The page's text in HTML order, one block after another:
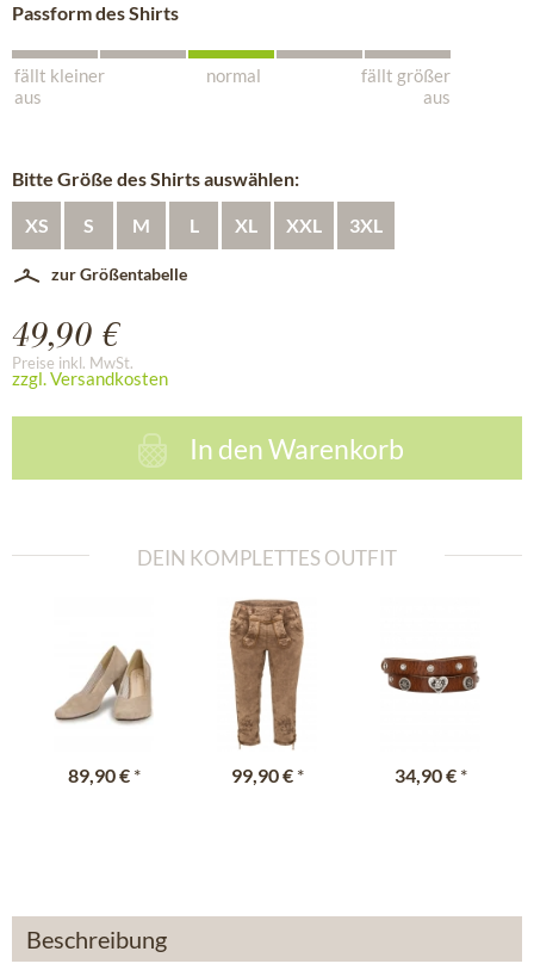
Passform des Shirts
fällt kleiner
aus
normal
fällt größer
aus
Bitte Größe des Shirts auswählen:
XS S M L XL XXL 3XL
zur Größentabelle
49,90 €
Preise inkl. MwSt.
zzgl. Versandkosten
In denWarenkorb
DEIN KOMPLETTES OUTFIT
89,90 € * 99,90 € * 34,90 € *
Beschreibung